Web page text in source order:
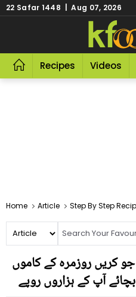
22 Safar 1448 | Aug 07, 2026
Recipes Videos
Home Article Step By Step
جو کریں روزمرہ کے کاموں
آپ کے ہزاروں روپے